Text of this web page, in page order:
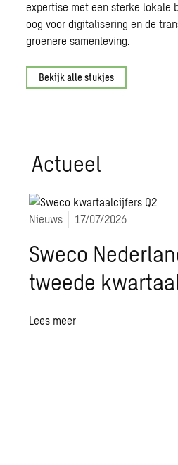
expertise met een sterke lokale
oog voor digitalisering en de
groenere samenleving.
Bekijk alle stukjes
Ac­tu­eel
Nieuws 17/07/2026
Sweco
tweede
Lees meer